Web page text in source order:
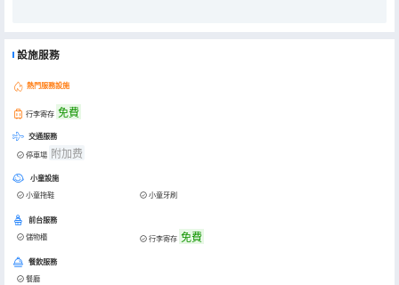
設施服務
熱門服務設施
行李寄存 免費
交通服務
停車場 附加费
小童設施
小童拖鞋 小童牙刷
前台服務
儲物櫃 行李寄存 免費
餐飲服務
餐廳